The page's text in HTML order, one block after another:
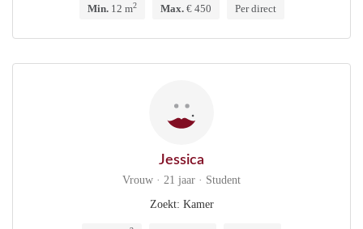
Min.12 m2 Max.€ 450 Per direct
Jessica
Vrouw · 21 jaar · Student
Zoekt: Kamer